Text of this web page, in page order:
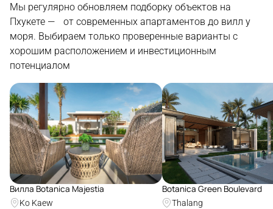
Мы регулярно обновляем подборку объектов на
Пхукете — от современных апартаментов до вилл у
моря. Выбираем только проверенные варианты с
хорошим расположением и инвестиционным
потенциалом
Вилла Botanica Majestia
Ko Kaew
Botanica Green Boulevard
Thalang